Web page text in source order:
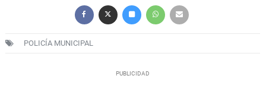
POLICÍA MUNICIPAL